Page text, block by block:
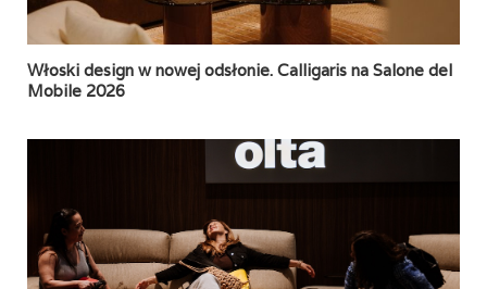
Włoski design w nowej odsłonie. Calligaris na Salone del
Mobile 2026